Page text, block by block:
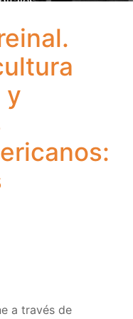
y
a través de